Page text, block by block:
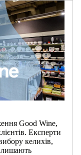
Good Wine,
Експерти
келихів,